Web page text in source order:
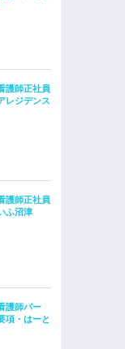
護師正社員
レジデンス
護師正社員
ふ沼津
護師パー
項・はーと